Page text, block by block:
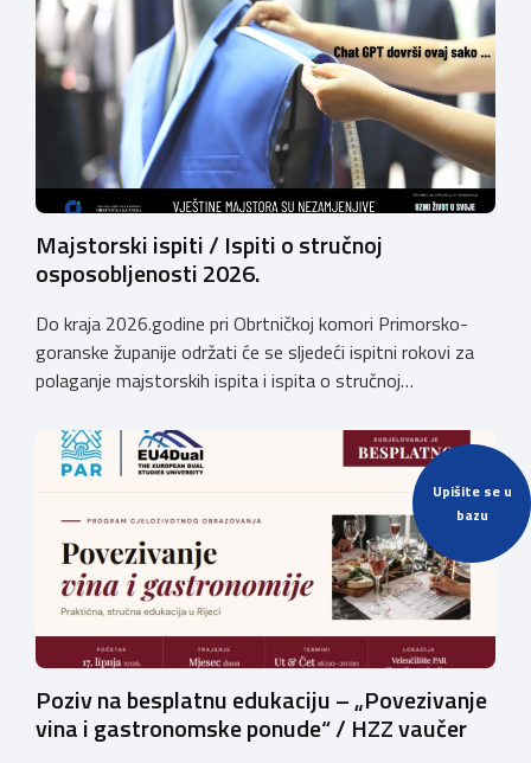
Upišite se u
bazu
Majstorski ispiti / Ispiti o stručnoj
osposobljenosti 2026.
Do kraja 2026.godine pri Obrtničkoj komori Primorsko-
goranske županije održati će se sljedeći ispitni rokovi za
polaganje majstorskih ispita i ispita o stručnoj
prosinac 2026. Pri Obrtničkoj komori Primorsko-goranske
županije djeluju Komisije za polaganje majstorskih ispita
za sljedeća MAJSTORSKA ZVANJA: Za pristup ispitu
potrebno je priložiti: Potvrdu o radnom iskustvu […]
Poziv na besplatnu edukaciju – „Povezivanje
vina i gastronomske ponude“ / HZZ vaučer